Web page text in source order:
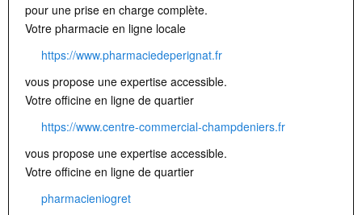
pour une prise en charge complète.
Votre pharmacie en ligne locale
https://www.pharmaciedeperignat.fr
vous propose une expertise accessible.
Votre officine en ligne de quartier
https://www.centre-commercial-champdeniers.fr
vous propose une expertise accessible.
Votre officine en ligne de quartier
pharmacieniogret